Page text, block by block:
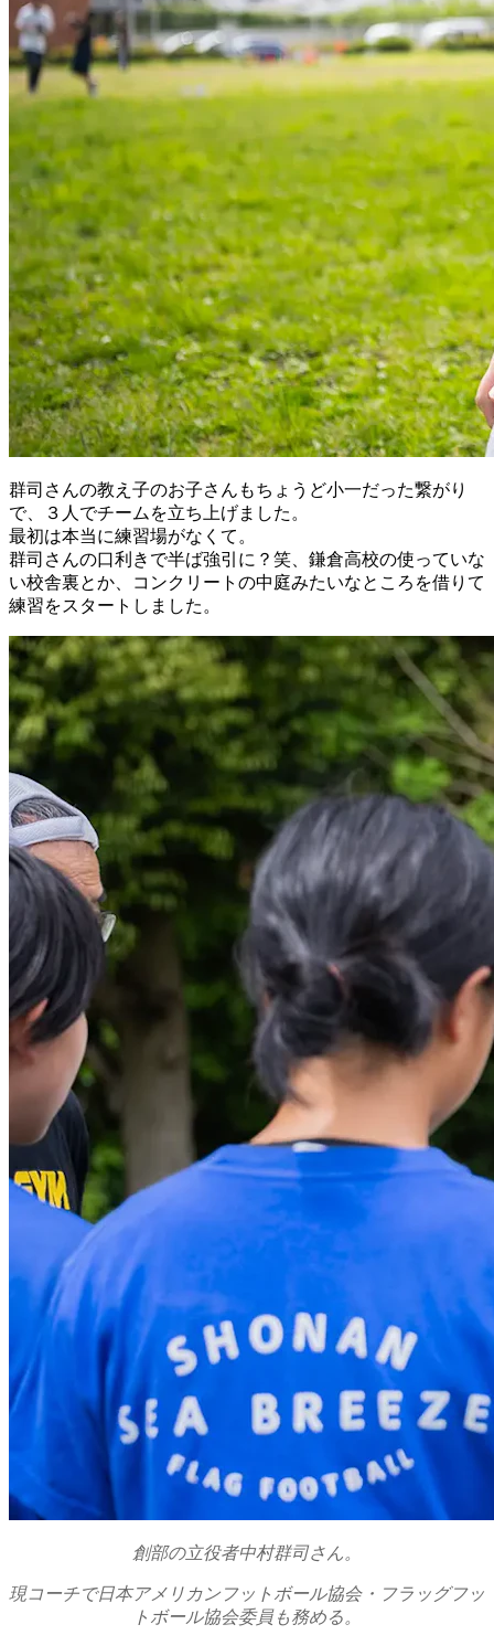
群司さんの教え子のお子さんもちょうど小一だった繋がり
で、３人でチームを立ち上げました。
最初は本当に練習場がなくて。
群司さんの口利きで半ば強引に？笑、鎌倉高校の使っていな
い校舎裏とか、コンクリートの中庭みたいなところを借りて
練習をスタートしました。
創部の立役者中村群司さん。
現コーチで日本アメリカンフットボール協会・フラッグフッ
トボール協会委員も務める。